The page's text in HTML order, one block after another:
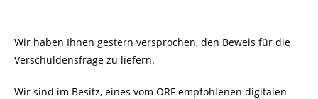
Wir haben Ihnen gestern versprochen, den Beweis für die
Verschuldensfrage zu liefern.
Wir sind im Besitz, eines vom ORF empfohlenen digitalen